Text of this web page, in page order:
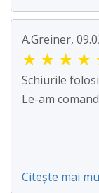
A.Greiner,
★ ★ ★ ★
Schiurile
Le-am
Citește mai